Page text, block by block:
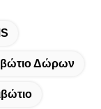
Δώρων